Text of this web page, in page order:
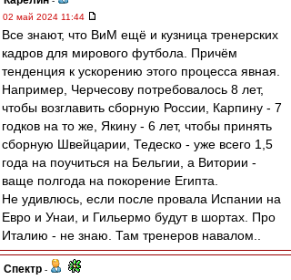
02 май 2024 11:44
Все знают, что ВиМ ещё и кузница тренерских
кадров для мирового футбола. Причём
тенденция к ускорению этого процесса явная.
Например, Черчесову потребовалось 8 лет,
чтобы возглавить сборную России, Карпину - 7
годков на то же, Якину - 6 лет, чтобы принять
сборную Швейцарии, Тедеско - уже всего 1,5
года на поучиться на Бельгии, а Витории -
ваще полгода на покорение Египта.
Не удивлюсь, если после провала Испании на
Евро и Унаи, и Гильермо будут в шортах. Про
Италию - не знаю. Там тренеров навалом..
Спектр -